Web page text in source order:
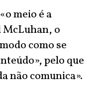
meio é a
McLuhan, o
como se
pelo que
não comunica».